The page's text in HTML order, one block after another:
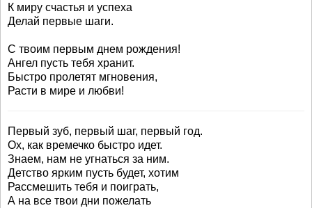
К миру счастья и успеха
Делай первые шаги.
С твоим первым днем рождения!
Ангел пусть тебя хранит.
Быстро пролетят мгновения,
Расти в мире и любви!
Первый зуб, первый шаг, первый год.
Ох, как времечко быстро идет.
Знаем, нам не угнаться за ним.
Детство ярким пусть будет, хотим
Рассмешить тебя и поиграть,
А на все твои дни пожелать